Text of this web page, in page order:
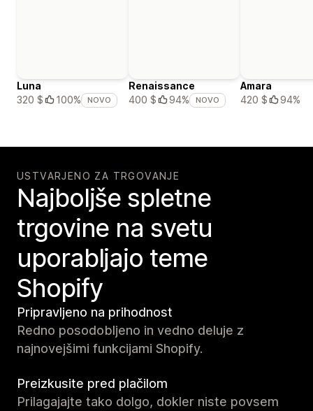
Luna
320 $
100% NOVO
Renaissance
400 $
94% NOVO
Amara
420 $
94%
USTVARJENO ZA TRGOVANJE
Najboljše spletne
trgovine na svetu
uporabljajo teme
Shopify
Pripravljeno na prihodnost
Redno posodobljeno in vedno deluje z
najnovejšimi funkcijami Shopify.
Preizkusite pred plačilom
Prilagajajte tako dolgo, dokler niste povsem